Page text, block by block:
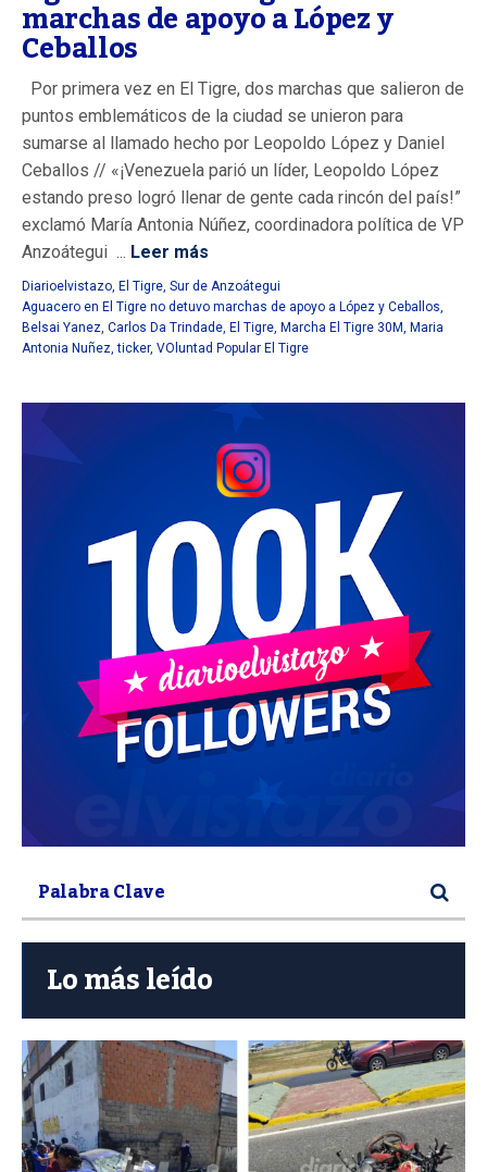
marchas de apoyo a López y
Ceballos
Por primera vez en El Tigre, dos marchas que salieron de
puntos emblemáticos de la ciudad se unieron para
sumarse al llamado hecho por Leopoldo López y Daniel
Ceballos // «¡Venezuela parió un líder, Leopoldo López
estando preso logró llenar de gente cada rincón del país!”
exclamó María Antonia Núñez, coordinadora política de VP
Anzoátegui ... Leer más
Diarioelvistazo, El Tigre, Sur de Anzoátegui
Aguacero en El Tigre no detuvo marchas de apoyo a López y Ceballos,
Belsai Yanez, Carlos Da Trindade, El Tigre, Marcha El Tigre 30M, Maria
Antonia Nuñez,ticker, VOluntad Popular El Tigre
Lo más leído